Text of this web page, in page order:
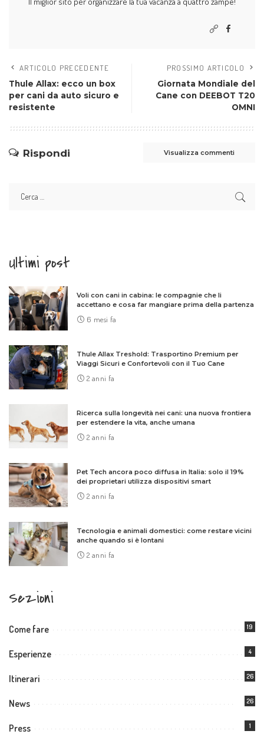
ARTICOLO PRECEDENTE
Thule Allax: ecco un box
per cani da auto sicuro e
resistente
PROSSIMO ARTICOLO
Giornata Mondiale del
Cane con DEEBOT T20
OMNI
Rispondi Visualizza commenti
Ultimi post
Voli con cani in cabina: le compagnie che li
accettano e cosa far mangiare prima della partenza
6 mesi fa
Thule Allax Treshold: Trasportino Premium per
Viaggi Sicuri e Confortevoli con il Tuo Cane
2 anni fa
Ricerca sulla longevità nei cani: una nuova frontiera
per estendere la vita, anche umana
2 anni fa
Pet Tech ancora poco diffusa in Italia: solo il 19%
dei proprietari utilizza dispositivi smart
2 anni fa
Tecnologia e animali domestici: come restare vicini
anche quando si è lontani
2 anni fa
Sezioni
Come fare 19
Esperienze 4
Itinerari 26
News 26
Press 1